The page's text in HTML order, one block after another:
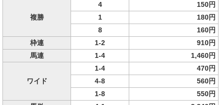
複勝
4
150円
1
180円
8
160円
枠連
1-2
910円
馬連
1-4 1,460円
ワイド
1-4
470円
4-8
560円
1-8
550円